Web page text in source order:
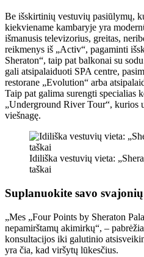
Be išskirtinių vestuvių pasiūlymų,
kiekviename kambaryje yra
išmanusis televizorius, greitas,
reikmenys iš „Activ“, pagaminti
Sheraton“, taip pat balkonai su
gali atsipalaiduoti SPA centre,
restorane „Evolution“ arba
Taip pat galima surengti specialias
„Underground River Tour“, kurios
viešnagę.
Idiliška vestuvių vieta:
taškai
Suplanuokite savo
„Mes „Four Points by Sheraton
nepamirštamų akimirkų“, –
konsultacijos iki galutinio
yra čia, kad viršytų lūkesčius.